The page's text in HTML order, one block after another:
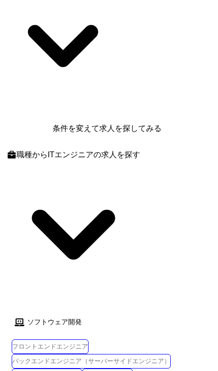
条件を変えて求人を探してみる
職種からITエンジニアの求人を探す
ソフトウェア開発
フロントエンドエンジニア
バックエンドエンジニア（サーバーサイドエンジニア）